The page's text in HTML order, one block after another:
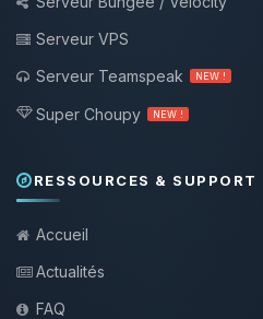
Serveur VPS
Serveur Teamspeak
NEW !
Super Choupy NEW !
RESSOURCES & SUPPORT
Accueil
Actualités
FAQ